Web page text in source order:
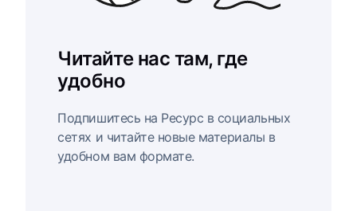
Читайте нас там, где
удобно
Подпишитесь на Ресурс в социальных
сетях и читайте новые материалы в
удобном вам формате.